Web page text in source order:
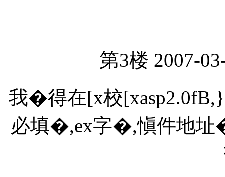
第3楼 2007-
我�得在[x校
必填�,ex字�,愼件地